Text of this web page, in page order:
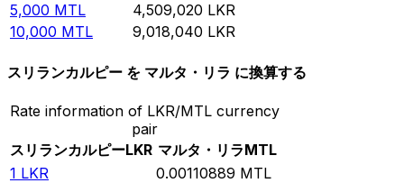
5,000 MTL 4,509,020 LKR
10,000 MTL 9,018,040 LKR
スリランカルピー を マルタ・リラ に換算する
Rate information of LKR/MTL currency
pair
スリランカルピーLKR マルタ・リラMTL
1 LKR 0.00110889 MTL